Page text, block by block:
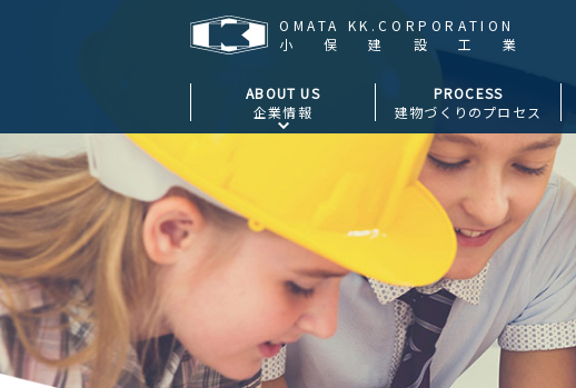
OMATA KK.CORPORATION
小俣建設工業
ABOUT US
企業情報
会社概要
アクセス
PROCESS
建物づくりのプロセス